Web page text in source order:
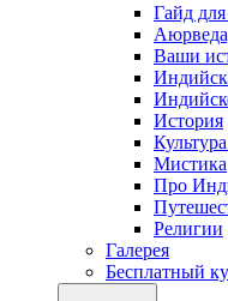
Гайд
Ваши
История
Мистика
Про
Религии
Галерея
Бесплатный